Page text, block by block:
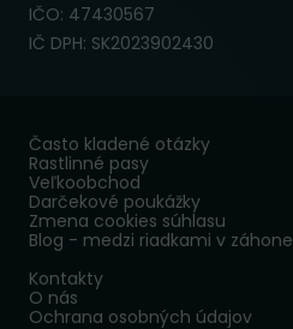
IČO: 47430567
IČ DPH: SK2023902430
Často kladené otázky
Rastlinné pasy
Veľkoobchod
Darčekové poukážky
Zmena cookies súhlasu
Blog - medzi riadkami v záhone
Kontakty
O nás
Ochrana osobných údajov